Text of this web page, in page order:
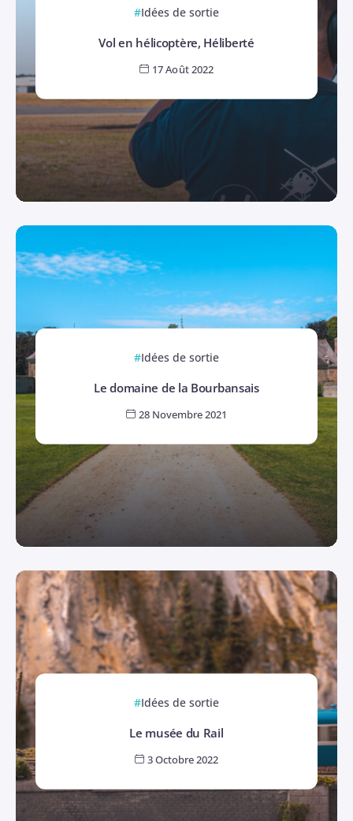
Idées de sortie
Vol en hélicoptère, Héliberté
17 Août 2022
Idées de sortie
Le domaine de la Bourbansais
28 Novembre 2021
Idées de sortie
Le musée du Rail
3 Octobre 2022